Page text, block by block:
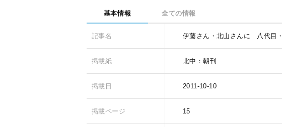
基本情報 全ての情報
記事名 伊藤さん・北山さんに 八代目
掲載紙 北中：朝刊
掲載日 2011-10-10
掲載ページ 15